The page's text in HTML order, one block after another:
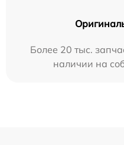
Более 20 тыс.
наличии на